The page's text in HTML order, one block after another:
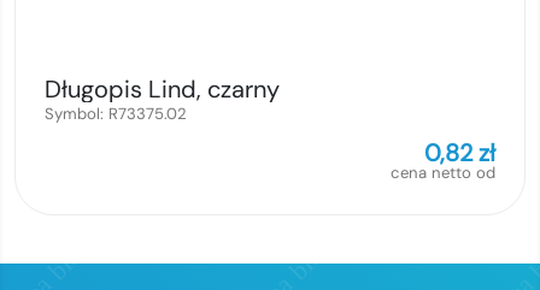
Długopis Lind, czarny
Symbol: R73375.02
0,82zł
cena netto od